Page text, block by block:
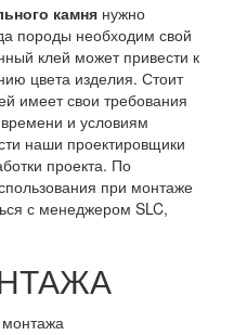
камня нужно
породы необходим свой
клей может привести к
цвета изделия. Стоит
имеет свои требования
и условиям
наши проектировщики
проекта. По
при монтаже
с менеджером SLC,